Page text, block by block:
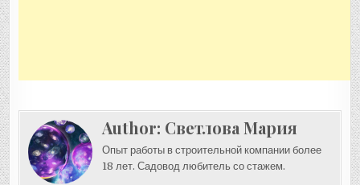
Author: Светлова Мария
Опыт работы в строительной компании более
18 лет. Садовод любитель со стажем.